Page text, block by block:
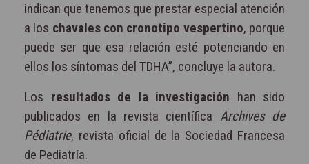
indican que tenemos que prestar especial atención
a los chavales con cronotipo vespertino, porque
puede ser que esa relación esté potenciando en
ellos los síntomas del TDHA”, concluye la autora.
Los resultados de la investigación han sido
publicados en la revista científica Archives de
Pédiatrie, revista oficial de la Sociedad Francesa
de Pediatría.